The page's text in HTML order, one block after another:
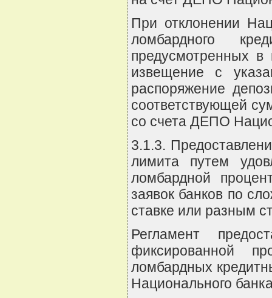
При отклонении
ломбардного
предусмотренных
извещение с
распоряжение
соответствующей
со счета ДЕПО
3.1.3.
лимита путем
ломбардной
заявок банков по
ставке или разным
Регламент
фиксированной
ломбардных
Национального